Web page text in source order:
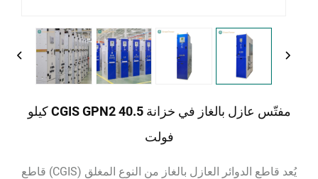
مفتّس عازل بالغاز في خزانة CGIS GPN2 40.5 كيلو
فولت
يُعد قاطع الدوائر العازل بالغاز من النوع المغلق (CGIS) قاطع